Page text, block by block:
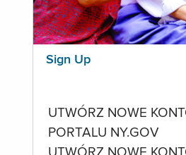
Sign Up
UTWÓRZ NOWE
PORTALU NY.GOV